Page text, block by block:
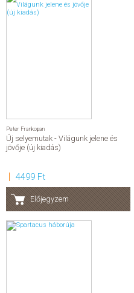
Peter Frankopan
Új selyemutak - Világunk jelene és
jövője (új kiadás)
4499 Ft
Előjegyzem